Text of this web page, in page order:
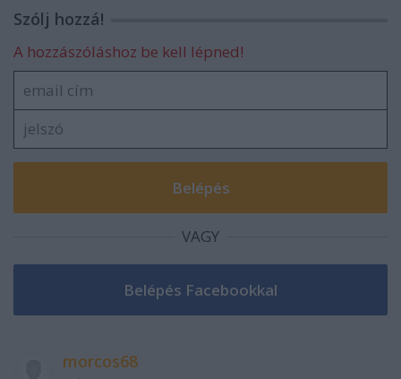
Szólj hozzá!
A hozzászóláshoz be kell lépned!
VAGY
morcos68